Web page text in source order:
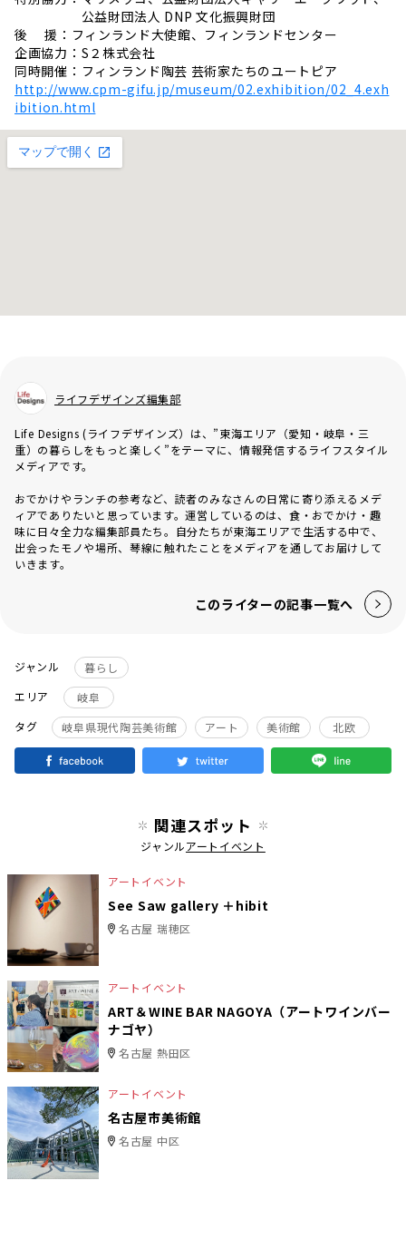
公益財団法人 DNP 文化振興財団
後 援：フィンランド大使館、フィンランドセンター
企画協力：S２株式会社
同時開催：フィンランド陶芸 芸術家たちのユートピア
http://www.cpm-gifu.jp/museum/02.exhibition/02_4.exh
ibition.html
ライフデザインズ編集部
Life Designs (ライフデザインズ）は、”東海エリア（愛知・岐阜・三
重）の暮らしをもっと楽しく”をテーマに、情報発信するライフスタイル
メディアです。
おでかけやランチの参考など、読者のみなさんの日常に寄り添えるメデ
ィアでありたいと思っています。運営しているのは、食・おでかけ・趣
味に日々全力な編集部員たち。自分たちが東海エリアで生活する中で、
出会ったモノや場所、琴線に触れたことをメディアを通してお届けして
いきます。
このライターの記事一覧へ
ジャンル
暮らし
エリア
岐阜
タグ
岐阜県現代陶芸美術館 アート 美術館 北欧
関連スポット
ジャンルアートイベント
アートイベント
See Saw gallery ＋hibit
名古屋 瑞穂区
アートイベント
ART＆WINE BAR NAGOYA（アートワインバー
ナゴヤ）
名古屋 熱田区
アートイベント
名古屋市美術館
名古屋 中区